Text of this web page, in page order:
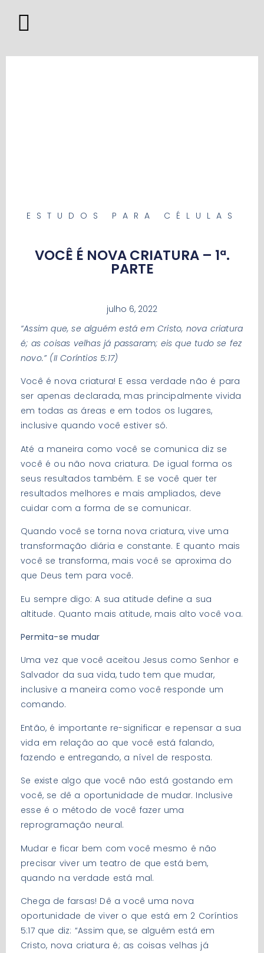
ESTUDOS PARA CÉLULAS
VOCÊ É NOVA CRIATURA – 1ª.
PARTE
julho 6, 2022
“Assim que, se alguém está em Cristo, nova criatura
é; as coisas velhas já passaram; eis que tudo se fez
novo.” (II Coríntios 5:17)
Você é nova criatura! E essa verdade não é para
ser apenas declarada, mas principalmente vivida
em todas as áreas e em todos os lugares,
inclusive quando você estiver só.
Até a maneira como você se comunica diz se
você é ou não nova criatura. De igual forma os
seus resultados também. E se você quer ter
resultados melhores e mais ampliados, deve
cuidar com a forma de se comunicar.
Quando você se torna nova criatura, vive uma
transformação diária e constante. E quanto mais
você se transforma, mais você se aproxima do
que Deus tem para você.
Eu sempre digo: A sua atitude define a sua
altitude. Quanto mais atitude, mais alto você voa.
Permita-se mudar
Uma vez que você aceitou Jesus como Senhor e
Salvador da sua vida, tudo tem que mudar,
inclusive a maneira como você responde um
comando.
Então, é importante re-significar e repensar a sua
vida em relação ao que você está falando,
fazendo e entregando, a nível de resposta.
Se existe algo que você não está gostando em
você, se dê a oportunidade de mudar. Inclusive
esse é o método de você fazer uma
reprogramação neural.
Mudar e ficar bem com você mesmo é não
precisar viver um teatro de que está bem,
quando na verdade está mal.
Chega de farsas! Dê a você uma nova
oportunidade de viver o que está em 2 Coríntios
5:17 que diz: “Assim que, se alguém está em
Cristo, nova criatura é; as coisas velhas já